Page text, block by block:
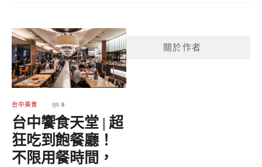
台中美食 0
台中饗食天堂 | 超
狂吃到飽餐廳！
不限用餐時間，
關於作者